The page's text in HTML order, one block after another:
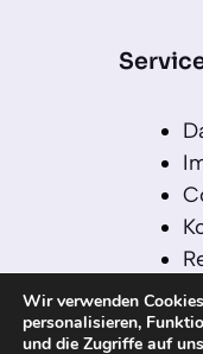
Wir verwenden
personalisieren,
und die Zugriffe auf